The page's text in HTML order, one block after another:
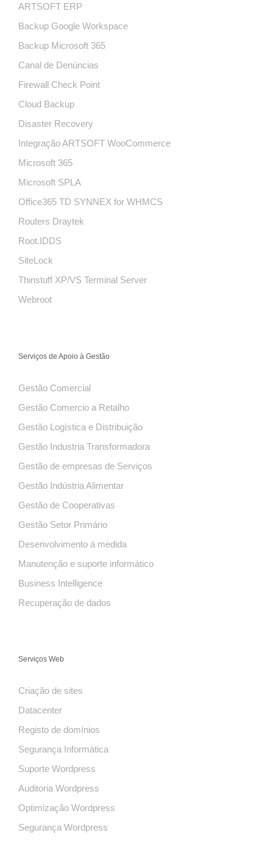
ARTSOFT ERP
Backup Google Workspace
Backup Microsoft 365
Canal de Denúncias
Firewall Check Point
Cloud Backup
Disaster Recovery
Integração ARTSOFT WooCommerce
Microsoft 365
Microsoft SPLA
Office365 TD SYNNEX for WHMCS
Routers Draytek
Root.IDDS
SiteLock
Thinstuff XP/VS Terminal Server
Webroot
Serviços de Apoio à Gestão
Gestão Comercial
Gestão Comercio a Retalho
Gestão Logística e Distribuição
Gestão Industria Transformadora
Gestão de empresas de Serviços
Gestão Indústria Alimentar
Gestão de Cooperativas
Gestão Setor Primário
Desenvolvimento à medida
Manutenção e suporte informático
Business Intelligence
Recuperação de dados
Serviços Web
Criação de sites
Datacenter
Registo de domínios
Segurança Informática
Suporte Wordpress
Auditoria Wordpress
Optimização Wordpress
Segurança Wordpress